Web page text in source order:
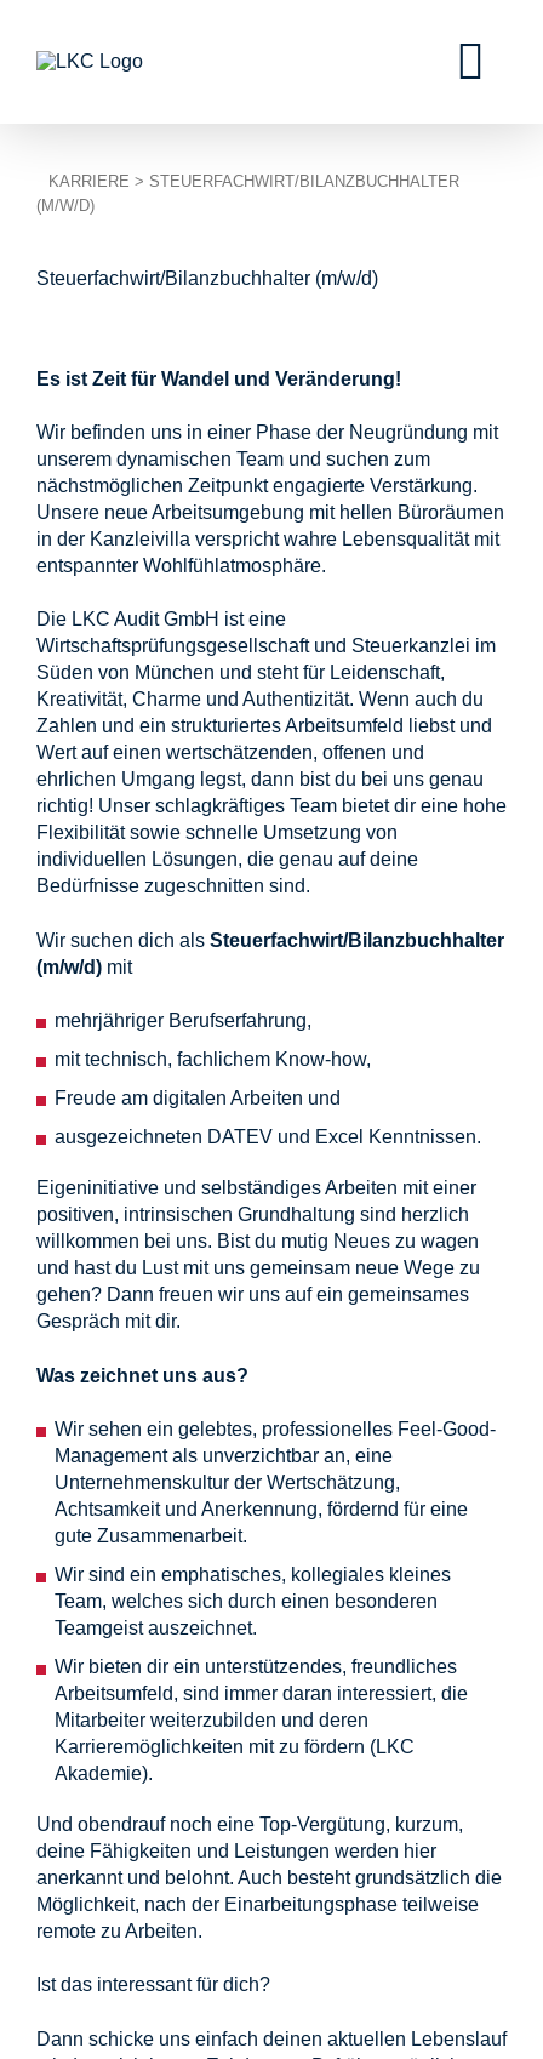
KARRIERE > STEUERFACHWIRT/BILANZBUCHHALTER
(M/W/D)
Steuerfachwirt/Bilanzbuchhalter (m/w/d)
Es ist Zeit für Wandel und Veränderung!
Wir befinden uns in einer Phase der Neugründung mit
unserem dynamischen Team und suchen zum
nächstmöglichen Zeitpunkt engagierte Verstärkung.
Unsere neue Arbeitsumgebung mit hellen Büroräumen
in der Kanzleivilla verspricht wahre Lebensqualität mit
entspannter Wohlfühlatmosphäre.
Die LKC Audit GmbH ist eine
Wirtschaftsprüfungsgesellschaft und Steuerkanzlei im
Süden von München und steht für Leidenschaft,
Kreativität, Charme und Authentizität. Wenn auch du
Zahlen und ein strukturiertes Arbeitsumfeld liebst und
Wert auf einen wertschätzenden, offenen und
ehrlichen Umgang legst, dann bist du bei uns genau
richtig! Unser schlagkräftiges Team bietet dir eine hohe
Flexibilität sowie schnelle Umsetzung von
individuellen Lösungen, die genau auf deine
Bedürfnisse zugeschnitten sind.
Wir suchen dich als Steuerfachwirt/Bilanzbuchhalter
(m/w/d) mit
mehrjähriger Berufserfahrung,
mit technisch, fachlichem Know-how,
Freude am digitalen Arbeiten und
ausgezeichneten DATEV und Excel Kenntnissen.
Eigeninitiative und selbständiges Arbeiten mit einer
positiven, intrinsischen Grundhaltung sind herzlich
willkommen bei uns. Bist du mutig Neues zu wagen
und hast du Lust mit uns gemeinsam neue Wege zu
gehen? Dann freuen wir uns auf ein gemeinsames
Gespräch mit dir.
Was zeichnet uns aus?
Wir sehen ein gelebtes, professionelles Feel-Good-
Management als unverzichtbar an, eine
Unternehmenskultur der Wertschätzung,
Achtsamkeit und Anerkennung, fördernd für eine
gute Zusammenarbeit.
Wir sind ein emphatisches, kollegiales kleines
Team, welches sich durch einen besonderen
Teamgeist auszeichnet.
Wir bieten dir ein unterstützendes, freundliches
Arbeitsumfeld, sind immer daran interessiert, die
Mitarbeiter weiterzubilden und deren
Karrieremöglichkeiten mit zu fördern (LKC
Akademie).
Und obendrauf noch eine Top-Vergütung, kurzum,
deine Fähigkeiten und Leistungen werden hier
anerkannt und belohnt. Auch besteht grundsätzlich die
Möglichkeit, nach der Einarbeitungsphase teilweise
remote zu Arbeiten.
Ist das interessant für dich?
Dann schicke uns einfach deinen aktuellen Lebenslauf